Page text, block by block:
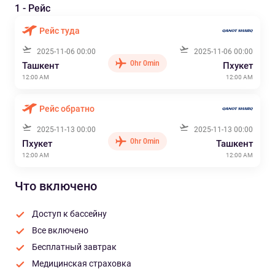
1 - Рейс
Рейс туда
2025-11-06 00:00
Ташкент
12:00 AM
0hr 0min
2025-11-06 00:00
Пхукет
12:00 AM
Рейс обратно
2025-11-13 00:00
Пхукет
12:00 AM
0hr 0min
2025-11-13 00:00
Ташкент
12:00 AM
Что включено
Доступ к бассейну
Все включено
Бесплатный завтрак
Медицинская страховка